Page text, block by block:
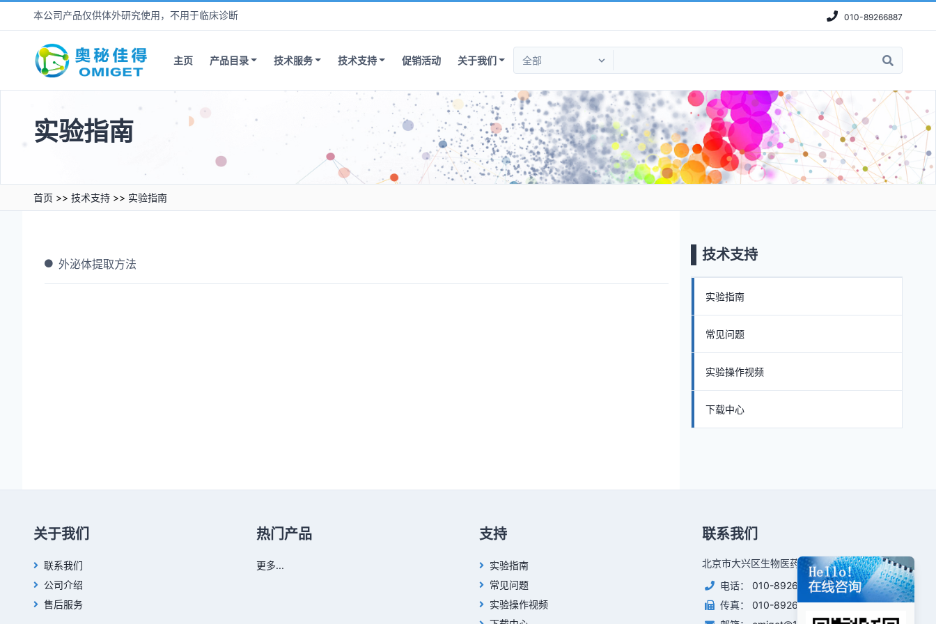
本公司产品仅供体外研究使用，不用于临床诊断 010-89266887
主页 产品目录 技术服务 技术支持 促销活动 关于我们
实验指南
首页 >> 技术支持 >> 实验指南
外泌体提取方法
技术支持
实验指南
常见问题
实验操作视频
下载中心
关于我们
联系我们
公司介绍
售后服务
热门产品
更多...
支持
实验指南
常见问题
实验操作视频
联系我们
北京市大兴区生物医药基地永大路31号
电话： 010-89266887
传真： 010-89266887